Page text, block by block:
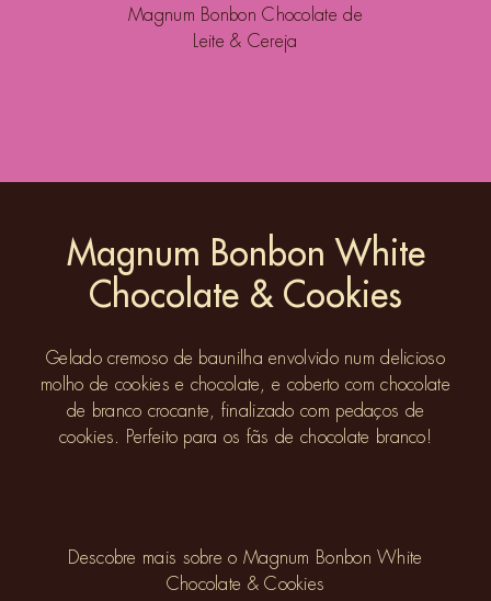
Magnum Bonbon Chocolate de
Leite & Cereja
Magnum Bonbon White
Chocolate & Cookies
Gelado cremoso de baunilha envolvido num delicioso
molho de cookies e chocolate, e coberto com chocolate
de branco crocante, finalizado com pedaços de
cookies. Perfeito para os fãs de chocolate branco!
Descobre mais sobre o Magnum Bonbon White
Chocolate & Cookies